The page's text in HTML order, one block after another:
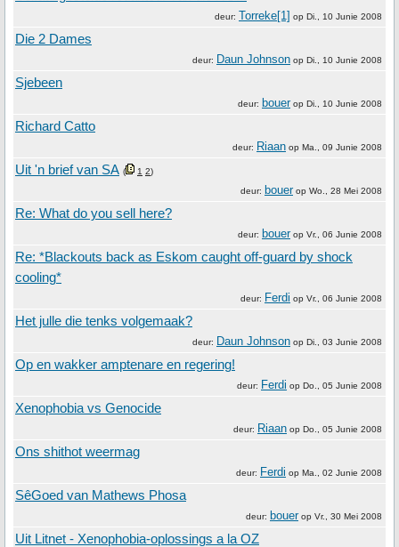
deur: Torreke[1] op Di., 10 Junie 2008
Die 2 Dames
deur: Daun Johnson op Di., 10 Junie 2008
Sjebeen
deur: bouerop Di., 10 Junie 2008
Richard Catto
deur: Riaan op Ma., 09 Junie 2008
Uit 'n brief van SA ( 1 2)
deur: bouerop Wo., 28 Mei 2008
Re: What do you sell here?
deur: bouerop Vr., 06 Junie 2008
Re: *Blackouts back as Eskom caught off-guard by shock
cooling*
deur: Ferdi op Vr., 06 Junie 2008
Het julle die tenks volgemaak?
deur: Daun Johnson op Di., 03 Junie 2008
Op en wakker amptenare en regering!
deur: Ferdi op Do., 05 Junie 2008
Xenophobia vs Genocide
deur: Riaan op Do., 05 Junie 2008
Ons shithot weermag
deur: Ferdi op Ma., 02 Junie 2008
SêGoed van Mathews Phosa
deur: bouerop Vr., 30 Mei 2008
Uit Litnet - Xenophobia-oplossings a la OZ